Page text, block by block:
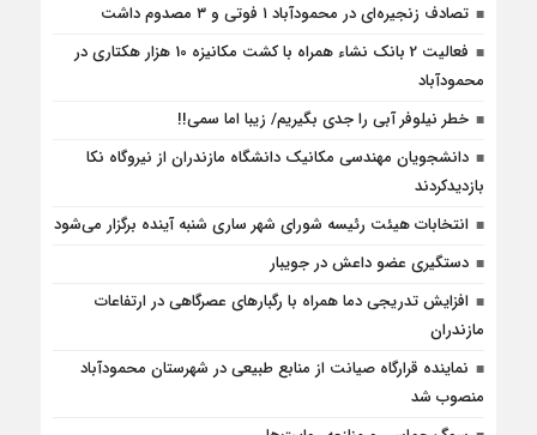
تصادف زنجیره‌ای در محمودآباد ۱ فوتی و ۳ مصدوم داشت
فعالیت 2 بانک نشاء همراه با کشت مکانیزه 10 هزار هکتاری در
محمودآباد
خطر نیلوفر آبی را جدی بگیریم/ زیبا اما سمی!!
دانشجویان مهندسی مکانیک دانشگاه مازندران از نيروگاه نکا
بازديدكردند
انتخابات هیئت رئیسه شورای شهر ساری شنبه آینده برگزار می‌شود
دستگیری عضو داعش در جویبار
افزایش تدریجی دما همراه با رگبارهای عصرگاهی در ارتفاعات
مازندران
نماینده قرارگاه صیانت از منابع طبیعی در شهرستان محمودآباد
منصوب شد